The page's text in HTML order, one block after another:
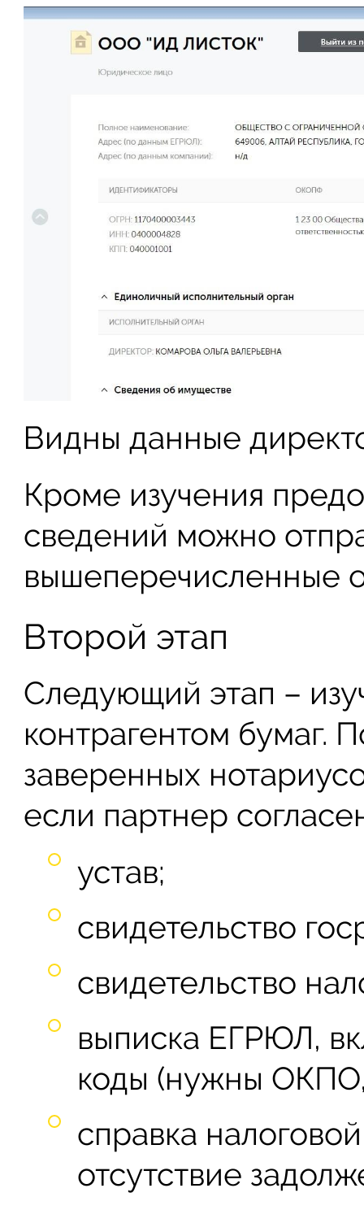
Видны данные
Кроме изучения
сведений можно
вышеперечисленные
Второй этап
Следующий этап –
контрагентом бумаг.
заверенных
если партнер
устав;
свидетельство
свидетельство
выписка ЕГРЮЛ,
коды (нужны
справка
отсутствие